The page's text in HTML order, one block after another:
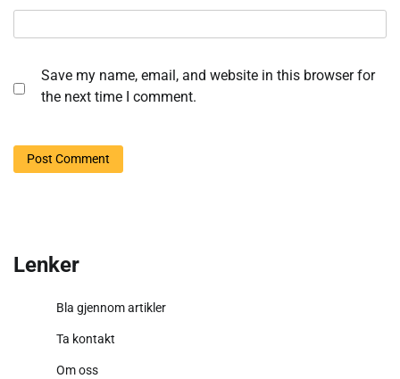
Save my name, email, and website in this browser for
the next time I comment.
Lenker
Bla gjennom artikler
Ta kontakt
Om oss